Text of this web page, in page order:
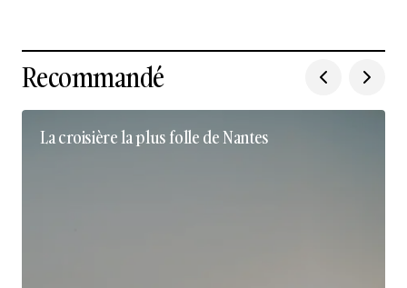
Recommandé
La croisière la plus folle de Nantes